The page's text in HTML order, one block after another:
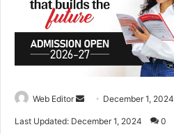
Web Editor December 1, 2024
Last Updated: December 1, 2024 0